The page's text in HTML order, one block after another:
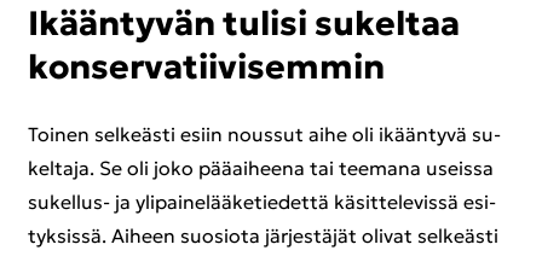
Ikään­ty­vän tu­li­si su­kel­taa
kon­ser­va­tii­vi­sem­min
Toi­nen sel­keäs­ti esiin nous­sut aihe oli ikään­ty­vä su­
kel­ta­ja. Se oli joko pää­ai­hee­na tai tee­ma­na useis­sa
sukellus-​ ja yli­pai­ne­lää­ke­tie­det­tä kä­sit­te­le­vis­sä esi­
tyk­sis­sä. Ai­heen suo­sio­ta jär­jes­tä­jät oli­vat sel­keäs­ti